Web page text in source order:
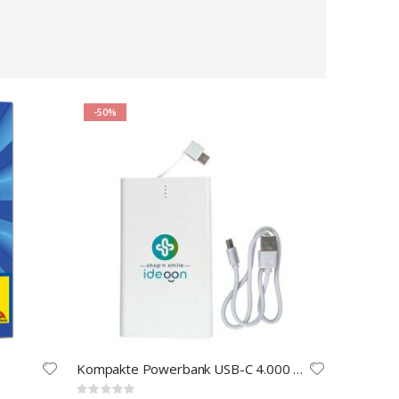
-50%
Kompakte Powerbank USB-C 4.000 mAh
Rating: